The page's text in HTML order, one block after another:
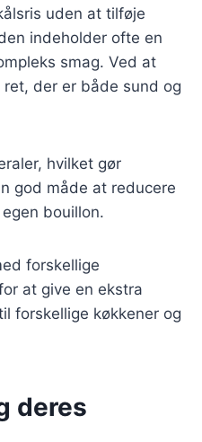
uden at tilføje
indeholder ofte en
smag. Ved at
der er både sund og
hvilket gør
god måde at reducere
bouillon.
forskellige
at give en ekstra
forskellige køkkener og
deres